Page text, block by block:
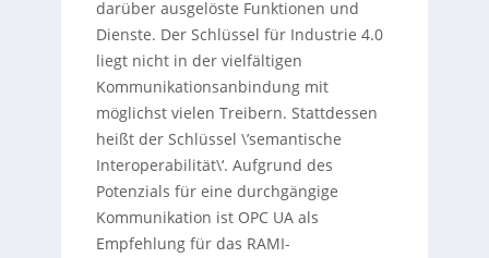
darüber ausgelöste Funktionen und
Dienste. Der Schlüssel für Industrie 4.0
liegt nicht in der vielfältigen
Kommunikationsanbindung mit
möglichst vielen Treibern. Stattdessen
heißt der Schlüssel \’semantische
Interoperabilität\‘. Aufgrund des
Potenzials für eine durchgängige
Kommunikation ist OPC UA als
Empfehlung für das RAMI-